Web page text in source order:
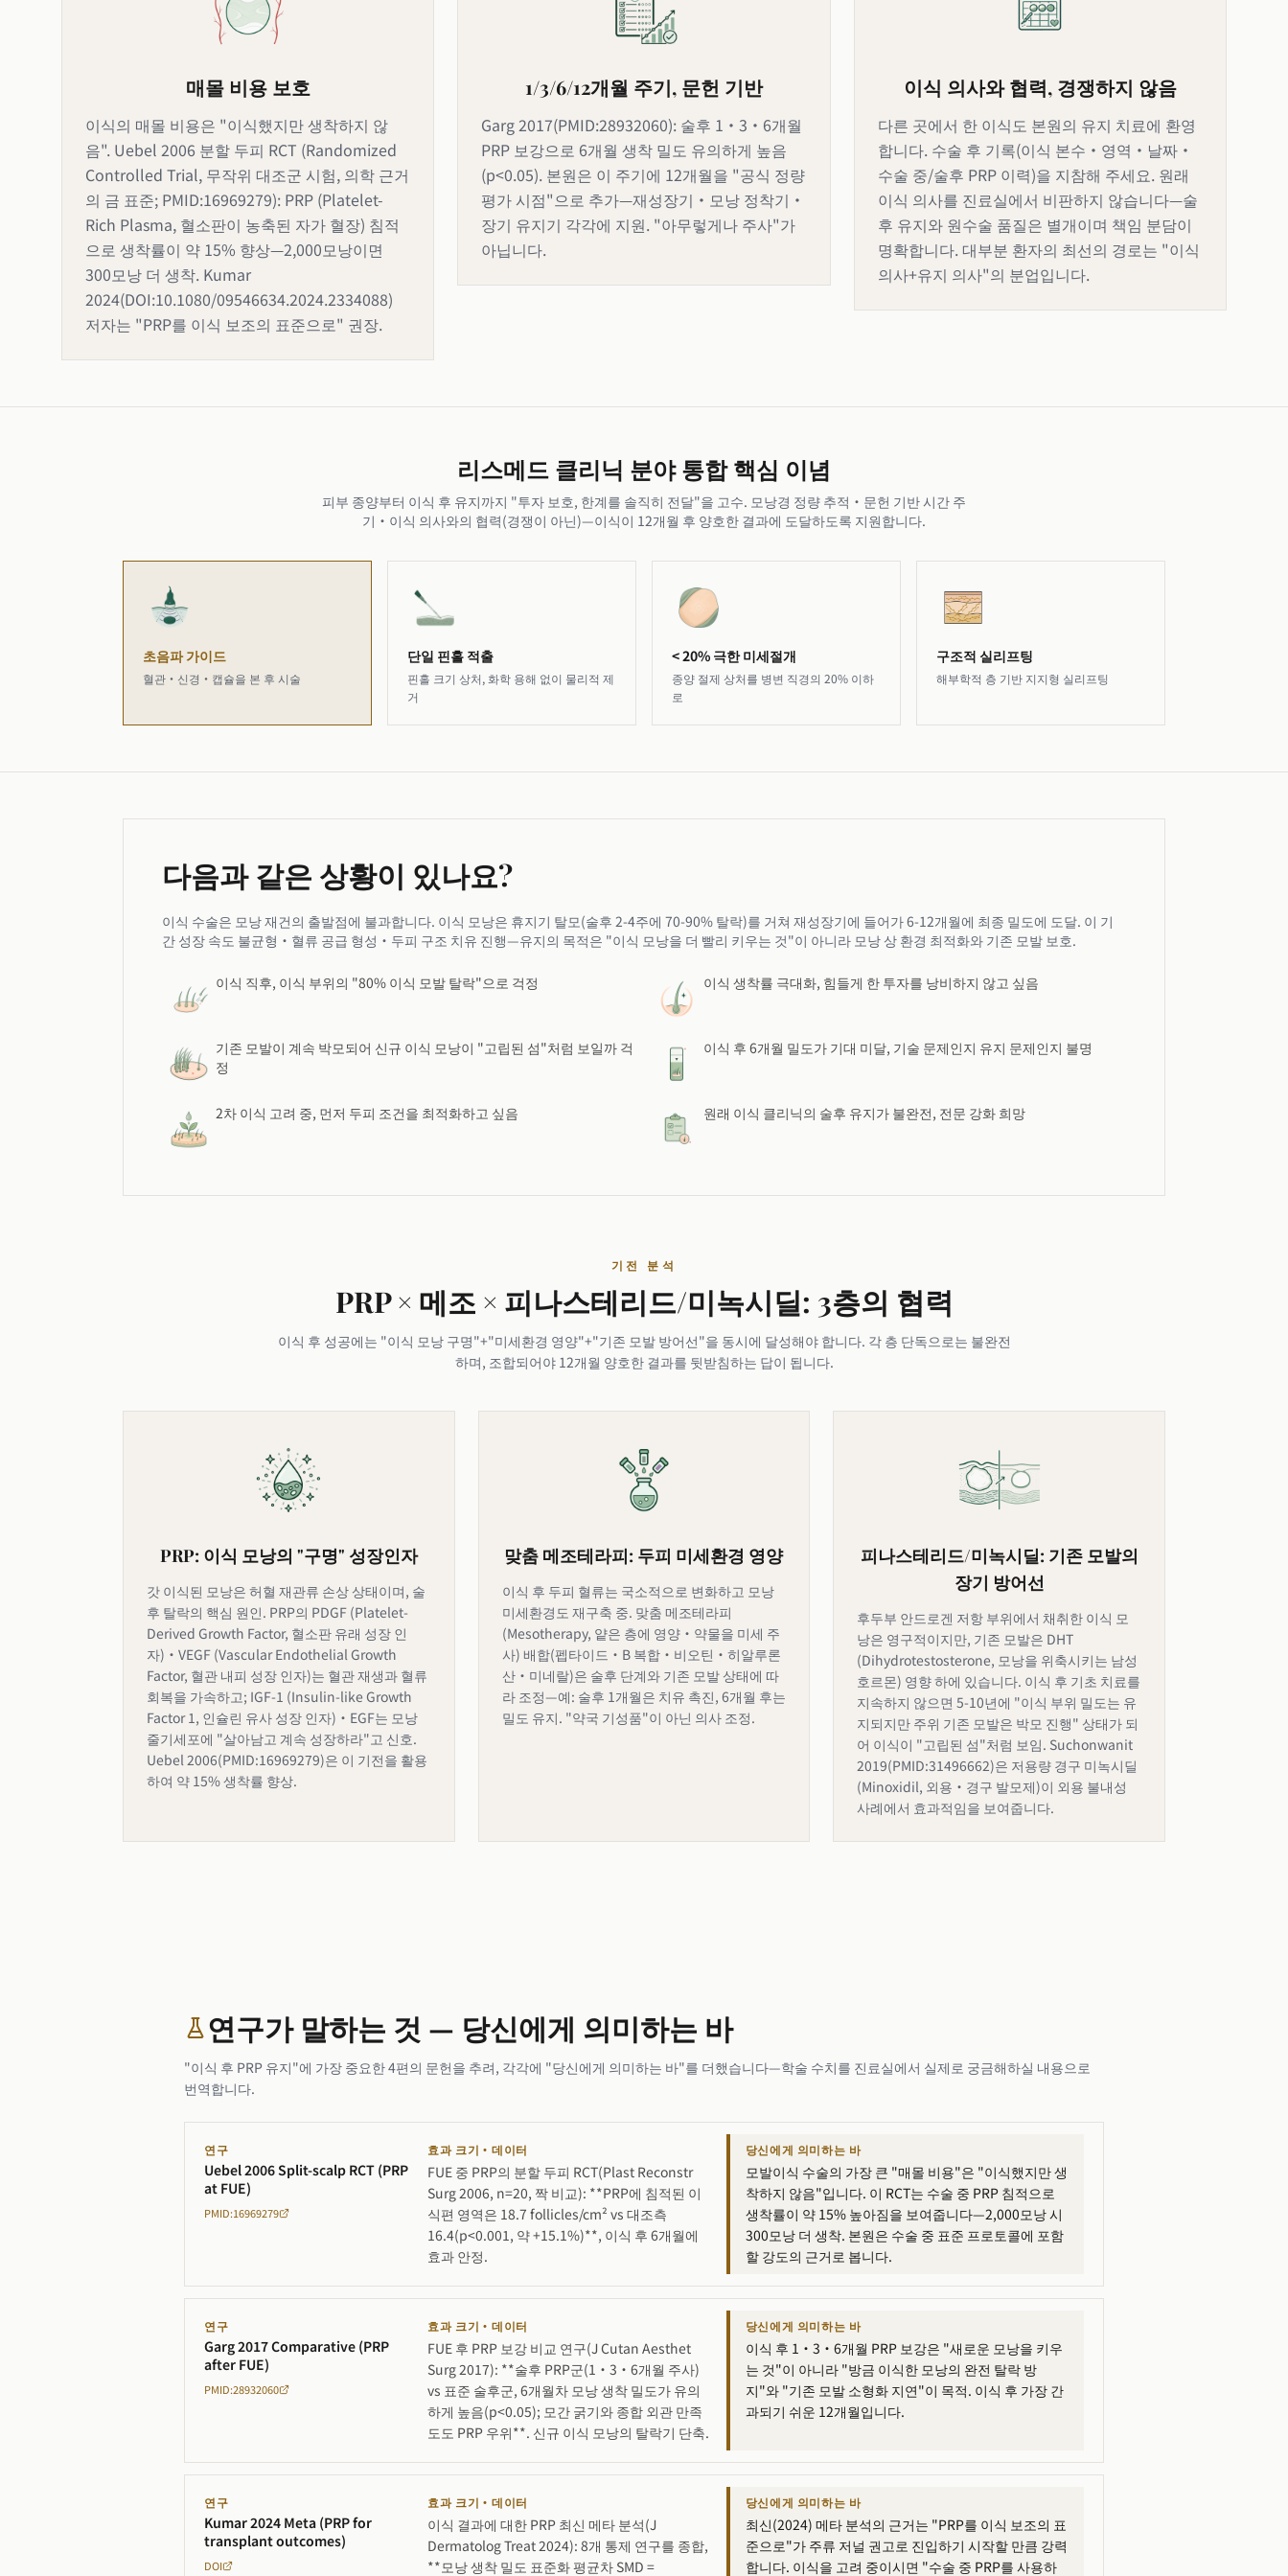
매몰 비용 보호
이식의 매몰 비용은 "이식했지만 생착하지 않
음". Uebel 2006 분할 두피 RCT (Randomized
Controlled Trial, 무작위 대조군 시험, 의학 근거
의 금 표준; PMID:16969279): PRP (Platelet-
Rich Plasma, 혈소판이 농축된 자가 혈장) 침적
으로 생착률이 약 15% 향상—2,000모낭이면
300모낭 더 생착. Kumar
2024(DOI:10.1080/09546634.2024.2334088)
저자는 "PRP를 이식 보조의 표준으로" 권장.
1/3/6/12개월 주기, 문헌 기반
Garg 2017(PMID:28932060): 술후 1·3·6개월
PRP 보강으로 6개월 생착 밀도 유의하게 높음
(p<0.05). 본원은 이 주기에 12개월을 "공식 정량
평가 시점"으로 추가—재성장기·모낭 정착기·
장기 유지기 각각에 지원. "아무렇게나 주사"가
아닙니다.
이식 의사와 협력, 경쟁하지 않음
다른 곳에서 한 이식도 본원의 유지 치료에 환영
합니다. 수술 후 기록(이식 본수·영역·날짜·
수술 중/술후 PRP 이력)을 지참해 주세요. 원래
이식 의사를 진료실에서 비판하지 않습니다—술
후 유지와 원수술 품질은 별개이며 책임 분담이
명확합니다. 대부분 환자의 최선의 경로는 "이식
의사+유지 의사"의 분업입니다.
리스메드 클리닉 분야 통합 핵심 이념
피부 종양부터 이식 후 유지까지 "투자 보호, 한계를 솔직히 전달"을 고수. 모낭경 정량 추적·문헌 기반 시간 주
기·이식 의사와의 협력(경쟁이 아닌)—이식이 12개월 후 양호한 결과에 도달하도록 지원합니다.
초음파 가이드
혈관·신경·캡슐을 본 후 시술
단일 핀홀 적출
핀홀 크기 상처, 화학 용해 없이 물리적 제
거
< 20% 극한 미세절개
종양 절제 상처를 병변 직경의 20% 이하
로
구조적 실리프팅
해부학적 층 기반 지지형 실리프팅
다음과 같은 상황이 있나요?
이식 수술은 모낭 재건의 출발점에 불과합니다. 이식 모낭은 휴지기 탈모(술후 2-4주에 70-90% 탈락)를 거쳐 재성장기에 들어가 6-12개월에 최종 밀도에 도달. 이 기
간 성장 속도 불균형·혈류 공급 형성·두피 구조 치유 진행—유지의 목적은 "이식 모낭을 더 빨리 키우는 것"이 아니라 모낭 상 환경 최적화와 기존 모발 보호.
이식 직후, 이식 부위의 "80% 이식 모발 탈락"으로 걱정 이식 생착률 극대화, 힘들게 한 투자를 낭비하지 않고 싶음
기존 모발이 계속 박모되어 신규 이식 모낭이 "고립된 섬"처럼 보일까 걱
정
이식 후 6개월 밀도가 기대 미달, 기술 문제인지 유지 문제인지 불명
2차 이식 고려 중, 먼저 두피 조건을 최적화하고 싶음 원래 이식 클리닉의 술후 유지가 불완전, 전문 강화 희망
기전 분석
PRP × 메조 × 피나스테리드/미녹시딜: 3층의 협력
이식 후 성공에는 "이식 모낭 구명"+"미세환경 영양"+"기존 모발 방어선"을 동시에 달성해야 합니다. 각 층 단독으로는 불완전
하며, 조합되어야 12개월 양호한 결과를 뒷받침하는 답이 됩니다.
PRP: 이식 모낭의 "구명" 성장인자
갓 이식된 모낭은 허혈 재관류 손상 상태이며, 술
후 탈락의 핵심 원인. PRP의 PDGF (Platelet-
Derived Growth Factor, 혈소판 유래 성장 인
자)·VEGF (Vascular Endothelial Growth
Factor, 혈관 내피 성장 인자)는 혈관 재생과 혈류
회복을 가속하고; IGF-1 (Insulin-like Growth
Factor 1, 인슐린 유사 성장 인자)·EGF는 모낭
줄기세포에 "살아남고 계속 성장하라"고 신호.
Uebel 2006(PMID:16969279)은 이 기전을 활용
하여 약 15% 생착률 향상.
맞춤 메조테라피: 두피 미세환경 영양
이식 후 두피 혈류는 국소적으로 변화하고 모낭
미세환경도 재구축 중. 맞춤 메조테라피
(Mesotherapy, 얕은 층에 영양·약물을 미세 주
사) 배합(펩타이드·B 복합·비오틴·히알루론
산·미네랄)은 술후 단계와 기존 모발 상태에 따
라 조정—예: 술후 1개월은 치유 촉진, 6개월 후는
밀도 유지. "약국 기성품"이 아닌 의사 조정.
피나스테리드/미녹시딜: 기존 모발의
장기 방어선
후두부 안드로겐 저항 부위에서 채취한 이식 모
낭은 영구적이지만, 기존 모발은 DHT
(Dihydrotestosterone, 모낭을 위축시키는 남성
호르몬) 영향 하에 있습니다. 이식 후 기초 치료를
지속하지 않으면 5-10년에 "이식 부위 밀도는 유
지되지만 주위 기존 모발은 박모 진행" 상태가 되
어 이식이 "고립된 섬"처럼 보임. Suchonwanit
2019(PMID:31496662)은 저용량 경구 미녹시딜
(Minoxidil, 외용·경구 발모제)이 외용 불내성
사례에서 효과적임을 보여줍니다.
연구가 말하는 것 — 당신에게 의미하는 바
"이식 후 PRP 유지"에 가장 중요한 4편의 문헌을 추려, 각각에 "당신에게 의미하는 바"를 더했습니다—학술 수치를 진료실에서 실제로 궁금해하실 내용으로
번역합니다.
연구
Uebel 2006 Split-scalp RCT (PRP
at FUE)
PMID:16969279
효과 크기·데이터
FUE 중 PRP의 분할 두피 RCT(Plast Reconstr
Surg 2006, n=20, 짝 비교): **PRP에 침적된 이
식편 영역은 18.7 follicles/cm² vs 대조측
16.4(p<0.001, 약 +15.1%)**, 이식 후 6개월에
효과 안정.
당신에게 의미하는 바
모발이식 수술의 가장 큰 "매몰 비용"은 "이식했지만 생
착하지 않음"입니다. 이 RCT는 수술 중 PRP 침적으로
생착률이 약 15% 높아짐을 보여줍니다—2,000모낭 시
300모낭 더 생착. 본원은 수술 중 표준 프로토콜에 포함
할 강도의 근거로 봅니다.
연구
Garg 2017 Comparative (PRP
after FUE)
PMID:28932060
효과 크기·데이터
FUE 후 PRP 보강 비교 연구(J Cutan Aesthet
Surg 2017): **술후 PRP군(1·3·6개월 주사)
vs 표준 술후군, 6개월차 모낭 생착 밀도가 유의
하게 높음(p<0.05); 모간 굵기와 종합 외관 만족
도도 PRP 우위**. 신규 이식 모낭의 탈락기 단축.
당신에게 의미하는 바
이식 후 1·3·6개월 PRP 보강은 "새로운 모낭을 키우
는 것"이 아니라 "방금 이식한 모낭의 완전 탈락 방
지"와 "기존 모발 소형화 지연"이 목적. 이식 후 가장 간
과되기 쉬운 12개월입니다.
연구
Kumar 2024 Meta (PRP for
transplant outcomes)
DOI
효과 크기·데이터
이식 결과에 대한 PRP 최신 메타 분석(J
Dermatolog Treat 2024): 8개 통제 연구를 종합,
**모낭 생착 밀도 표준화 평균차 SMD =
당신에게 의미하는 바
최신(2024) 메타 분석의 근거는 "PRP를 이식 보조의 표
준으로"가 주류 저널 권고로 진입하기 시작할 만큼 강력
합니다. 이식을 고려 중이시면 "수술 중 PRP를 사용하